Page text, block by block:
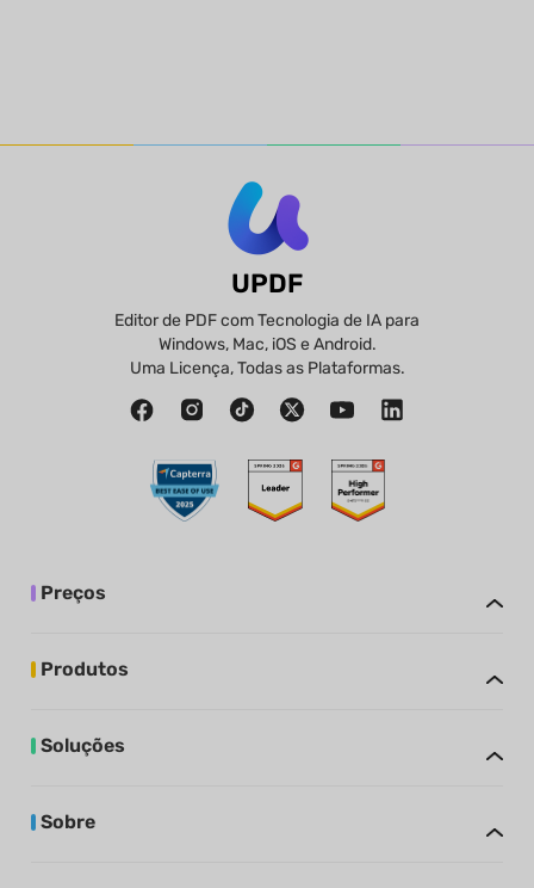
UPDF
Editor de PDF com Tecnologia de IA para
Windows, Mac, iOS e Android.
Uma Licença, Todas as Plataformas.
Preços
Produtos
Soluções
Sobre